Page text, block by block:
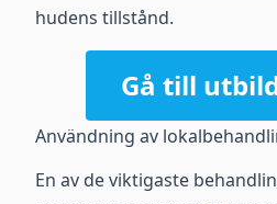
hudens tillstånd.
Gå till
Användning av
En av de viktigaste